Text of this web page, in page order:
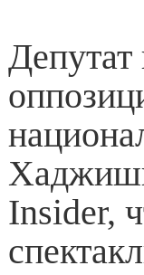
Депутат
Insider,